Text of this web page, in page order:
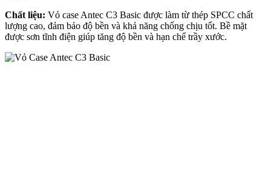
Chất liệu: Vỏ case Antec C3 Basic được làm từ thép SPCC chất
lượng cao, đảm bảo độ bền và khả năng chống chịu tốt. Bề mặt
được sơn tĩnh điện giúp tăng độ bền và hạn chế trầy xước.